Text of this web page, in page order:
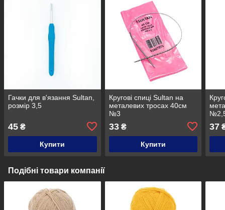
Гачки для в'язання Sultan,
розмір 3,5
45 ₴
Купити
Кругові спиці Sultan на
металевих тросах 40см
№3
33₴
Купити
37
Подібні товари компанії